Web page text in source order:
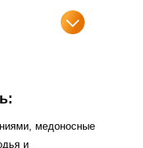
медоносные
и